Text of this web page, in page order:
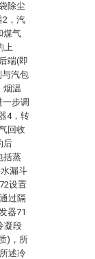
除尘
2，汽
煤气
上
端(即
汽包
烟温
步调
4，转
回收
后
括蒸
漏斗
设置
过隔
器71
凝段
)，所
述冷